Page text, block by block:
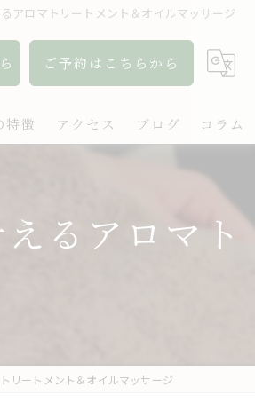
アロマトリートメント＆オイルマッサージ
ご予約はこちらから
特徴 アクセス ブログ コラム
るアロマト
リートメント＆オイルマッサージ